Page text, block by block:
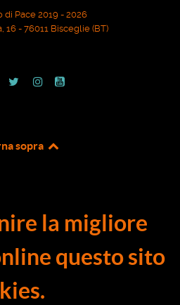
di Pace 2019 - 2026
16 - 76011 Bisceglie (BT)
sopra
la migliore
questo sito